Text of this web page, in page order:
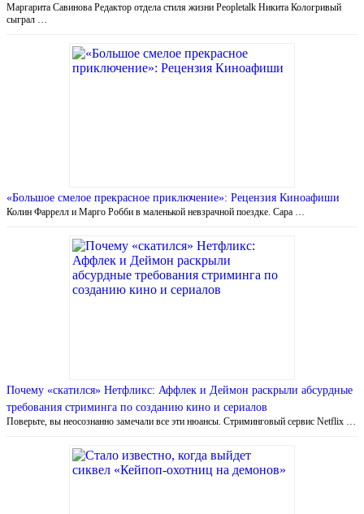
Маргарита Савинова Редактор отдела стиля жизни Peopletalk Никита Кологривый
сыграл …
«Большое смелое прекрасное приключение»: Рецензия Киноафиши
Колин Фаррелл и Марго Робби в маленькой невзрачной поездке. Сара …
Почему «скатился» Нетфликс: Аффлек и Деймон раскрыли абсурдные
требования стриминга по созданию кино и сериалов
Поверьте, вы неосознанно замечали все эти нюансы. Стриминговый сервис Netflix …